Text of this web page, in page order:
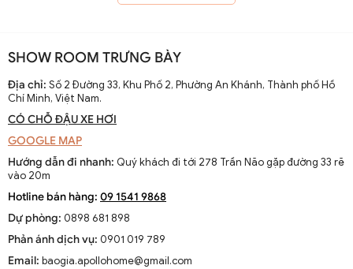
pháp thông gió hiệu quả ở các khu vực nhiệt đới. Ban đầu
được làm thủ công và chạy bằng điện từ pin, chúng
nhanh chóng phát triển với sự tiến bộ của công nghệ
điện.
Sự thay đổi và cải tiến qua các thập kỷ
tiến với thiết kế hiện đại, động cơ mạnh mẽ và khả năng
cứu để nâng cao hiệu suất và thẩm mỹ của sản phẩm.
Xu hướng hiện tại trên thị trường
Hiện nay, quạt trần cánh dài không chỉ là thiết bị làm mát
SHOW ROOM TRƯNG BÀY
Địa chỉ: Số 2 Đường 33, Khu Phố 2, Phường An Khánh, Thành phố Hồ
Chí Minh, Việt Nam.
CÓ CHỖ ĐẬU XE HƠI
GOOGLE MAP
Hướng dẫn đi nhanh: Quý khách đi tới 278 Trần Não gặp đường 33 rẽ
vào 20m
Hotline bán hàng: 09 1541 9868
Dự phòng: 0898 681 898
Phản ánh dịch vụ: 0901 019 789
Email: baogia.apollohome@gmail.com